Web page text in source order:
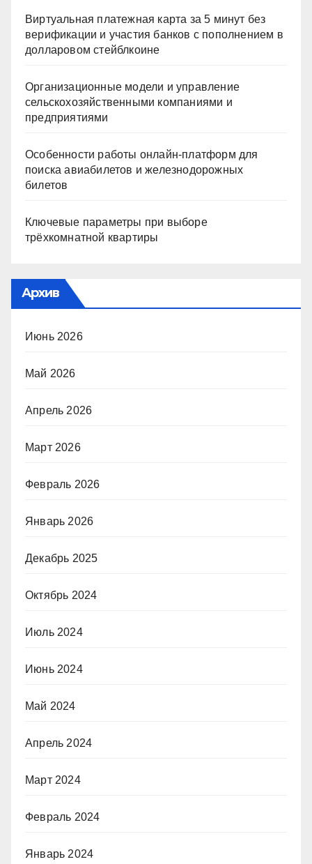
Виртуальная платежная карта за 5 минут без
верификации и участия банков с пополнением в
долларовом стейблкоине
Организационные модели и управление
сельскохозяйственными компаниями и
предприятиями
Особенности работы онлайн-платформ для
поиска авиабилетов и железнодорожных
билетов
Ключевые параметры при выборе
трёхкомнатной квартиры
Архив
Июнь 2026
Май 2026
Апрель 2026
Март 2026
Февраль 2026
Январь 2026
Декабрь 2025
Октябрь 2024
Июль 2024
Июнь 2024
Май 2024
Апрель 2024
Март 2024
Февраль 2024
Январь 2024